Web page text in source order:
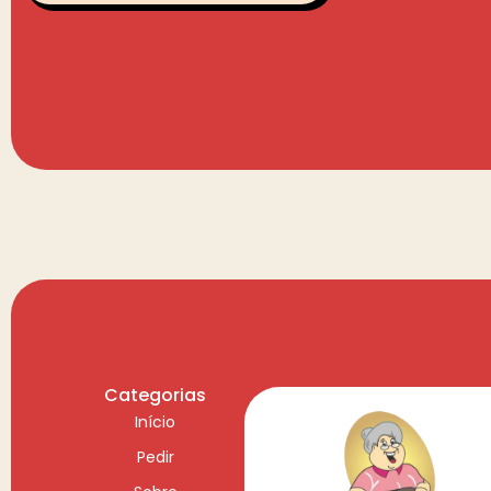
Categorias
Início
Pedir